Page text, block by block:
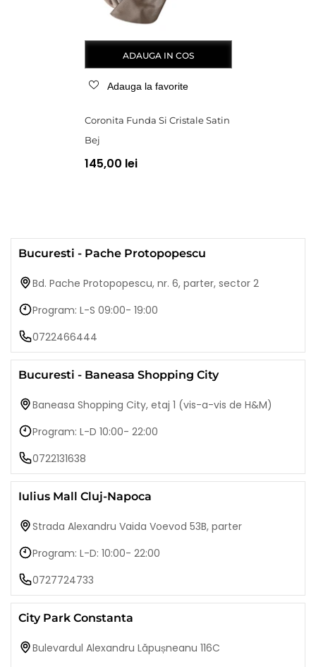
ADAUGA IN COS
Adauga la favorite
Coronita Funda Si Cristale Satin
Bej
145,00 lei
Bucuresti - Pache Protopopescu
Bd. Pache Protopopescu, nr. 6, parter, sector 2
Program: L-S 09:00- 19:00
0722466444
Bucuresti - Baneasa Shopping City
Baneasa Shopping City, etaj 1 (vis-a-vis de H&M)
Program: L-D 10:00- 22:00
0722131638
Iulius Mall Cluj-Napoca
Strada Alexandru Vaida Voevod 53B, parter
Program: L-D: 10:00- 22:00
0727724733
City Park Constanta
Bulevardul Alexandru Lăpușneanu 116C